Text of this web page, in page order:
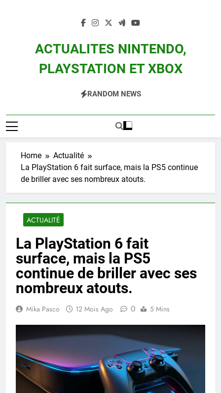
ACTUALITES NINTENDO,
PLAYSTATION ET XBOX
Zelda, Splatoon, Pokemon Entre Autres
RANDOM NEWS
Home
Actualité
La PlayStation 6 fait surface, mais la PS5 continue
de briller avec ses nombreux atouts.
ACTUALITÉ
La PlayStation 6 fait
surface, mais la PS5
continue de briller avec ses
nombreux atouts.
Mika Pasco 12 Mois Ago 0 5 Mins